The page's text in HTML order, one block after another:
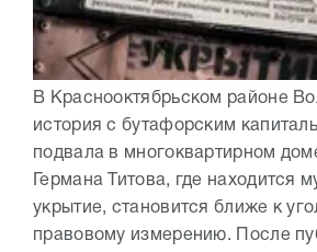
В Краснооктябрьском районе
история с бутафорским
подвала в многоквартирном
Германа Титова, где находится
укрытие, становится ближе к
правовому измерению. После